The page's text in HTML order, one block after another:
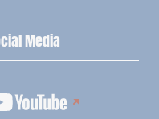
Media